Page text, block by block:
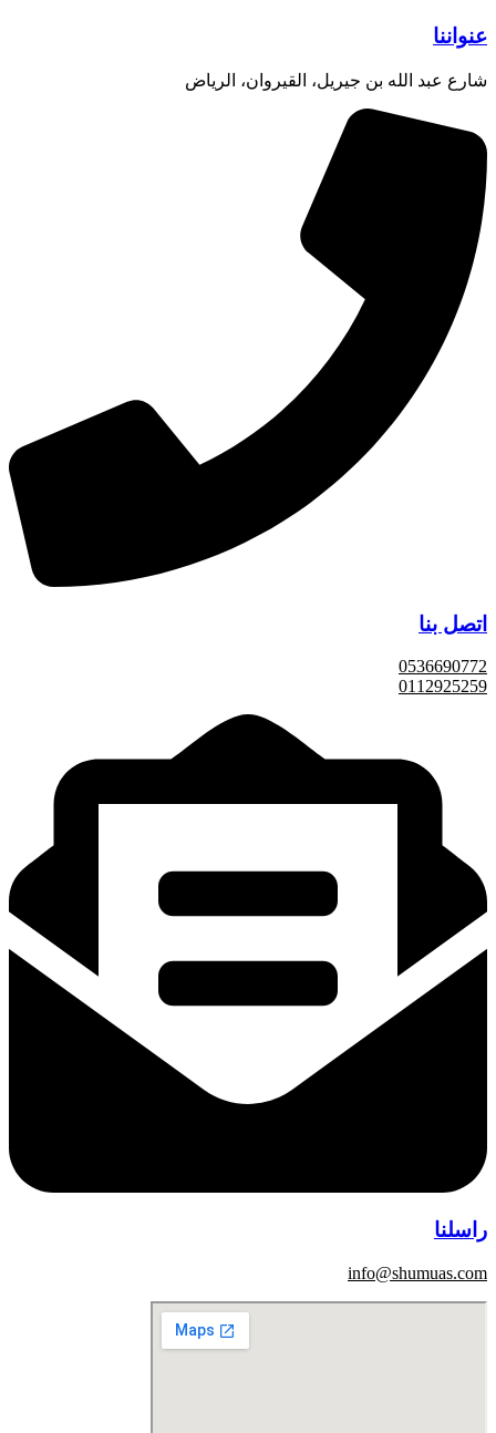
عنواننا
شارع عبد الله بن جيريل، القيروان، الرياض
اتصل بنا
0536690772
0112925259
راسلنا
info@shumuas.com